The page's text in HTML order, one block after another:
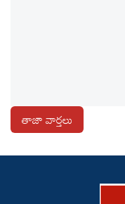
తాజా వార్తలు